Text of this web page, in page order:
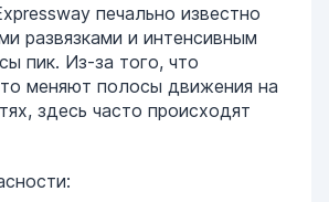
печально известно
развязками и интенсивным
пик. Из-за того, что
меняют полосы движения на
здесь часто происходят